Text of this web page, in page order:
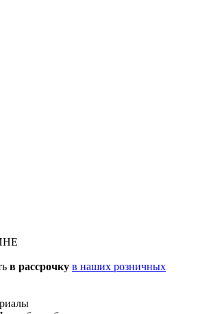
в рассрочку в наших розничных